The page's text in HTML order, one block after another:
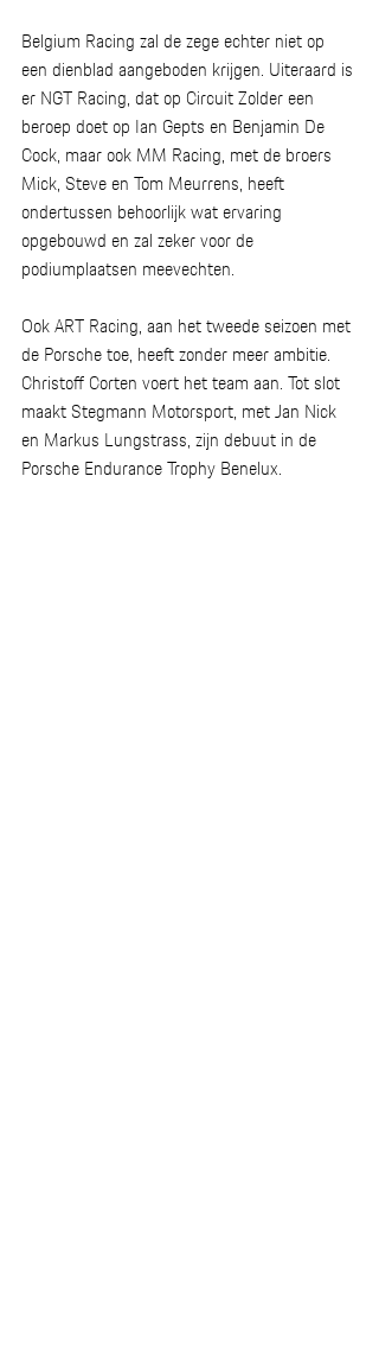
Belgium Racing zal de zege echter niet op
een dienblad aangeboden krijgen. Uiteraard is
er NGT Racing, dat op Circuit Zolder een
beroep doet op Ian Gepts en Benjamin De
Cock, maar ook MM Racing, met de broers
Mick, Steve en Tom Meurrens, heeft
ondertussen behoorlijk wat ervaring
opgebouwd en zal zeker voor de
podiumplaatsen meevechten.
Ook ART Racing, aan het tweede seizoen met
de Porsche toe, heeft zonder meer ambitie.
Christoff Corten voert het team aan. Tot slot
maakt Stegmann Motorsport, met Jan Nick
en Markus Lungstrass, zijn debuut in de
Porsche Endurance Trophy Benelux.